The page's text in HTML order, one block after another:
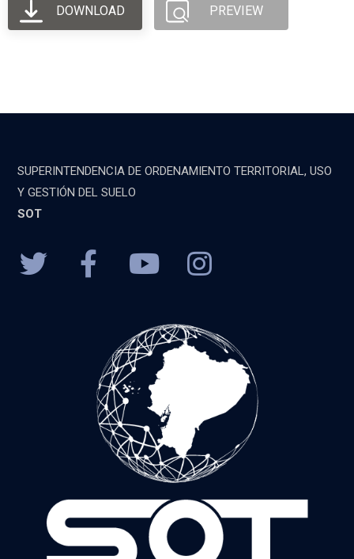
DOWNLOAD PREVIEW
SUPERINTENDENCIA DE ORDENAMIENTO TERRITORIAL, USO
Y GESTIÓN DEL SUELO
SOT